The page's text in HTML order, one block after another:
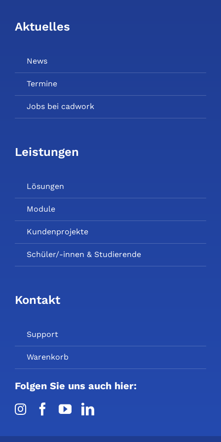
Aktuelles
News
Termine
Jobs bei cadwork
Leistungen
Lösungen
Module
Kundenprojekte
Schüler/-innen & Studierende
Kontakt
Support
Warenkorb
Folgen Sie uns auch hier: